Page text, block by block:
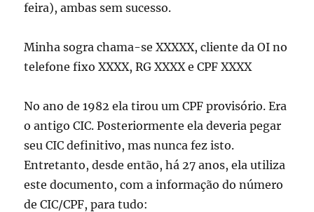
feira), ambas sem sucesso.
Minha sogra chama-se XXXXX, cliente da OI no
telefone fixo XXXX, RG XXXX e CPF XXXX
No ano de 1982 ela tirou um CPF provisório. Era
o antigo CIC. Posteriormente ela deveria pegar
seu CIC definitivo, mas nunca fez isto.
Entretanto, desde então, há 27 anos, ela utiliza
este documento, com a informação do número
de CIC/CPF, para tudo: